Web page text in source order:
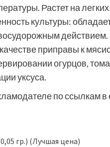
Растет на
культуры:
приправы к
огурцов,
уксуса.
по ссылкам в
гр.) (Лучшая цена)